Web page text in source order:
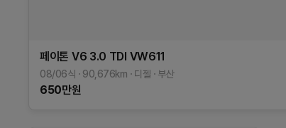
페이톤 V6 3.0 TDI VW611
08/06식 90,676km 디젤 부산
650만원